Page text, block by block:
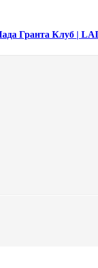
Гранта Клуб |